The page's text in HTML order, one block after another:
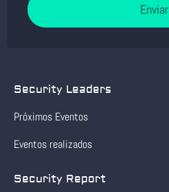
Enviar
Security Leaders
Próximos Eventos
Eventos realizados
Security Report